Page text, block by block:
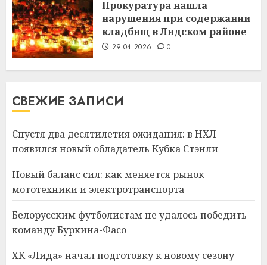
Прокуратура нашла
нарушения при содержании
кладбищ в Лидском районе
29.04.2026 0
СВЕЖИЕ ЗАПИСИ
Спустя два десятилетия ожидания: в НХЛ
появился новый обладатель Кубка Стэнли
Новый баланс сил: как меняется рынок
мототехники и электротранспорта
Белорусским футболистам не удалось победить
команду Буркина-Фасо
ХК «Лида» начал подготовку к новому сезону